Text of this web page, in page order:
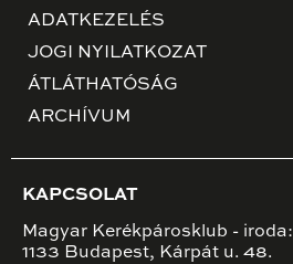
ADATKEZELÉS
JOGI NYILATKOZAT
ÁTLÁTHATÓSÁG
ARCHÍVUM
KAPCSOLAT
Magyar Kerékpárosklub - iroda:
1133 Budapest, Kárpát u. 48.